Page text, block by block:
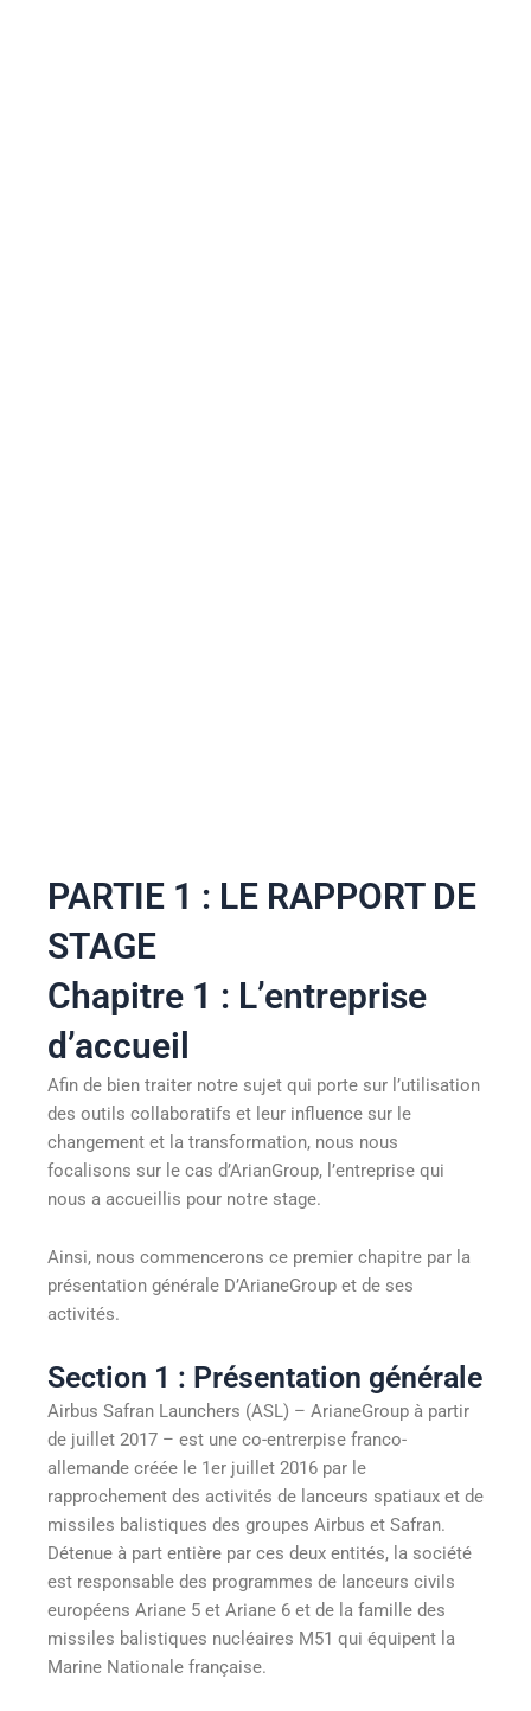
PARTIE 1 : LE RAPPORT DE
STAGE
Chapitre 1 : L’entreprise
d’accueil
Afin de bien traiter notre sujet qui porte sur l’utilisation
des outils collaboratifs et leur influence sur le
changement et la transformation, nous nous
focalisons sur le cas d’ArianGroup, l’entreprise qui
nous a accueillis pour notre stage.
Ainsi, nous commencerons ce premier chapitre par la
présentation générale D’ArianeGroup et de ses
activités.
Section 1 : Présentation générale
Airbus Safran Launchers (ASL) – ArianeGroup à partir
de juillet 2017 – est une co-entrerpise franco-
allemande créée le 1er juillet 2016 par le
rapprochement des activités de lanceurs spatiaux et de
missiles balistiques des groupes Airbus et Safran.
Détenue à part entière par ces deux entités, la société
est responsable des programmes de lanceurs civils
européens Ariane 5 et Ariane 6 et de la famille des
missiles balistiques nucléaires M51 qui équipent la
Marine Nationale française.